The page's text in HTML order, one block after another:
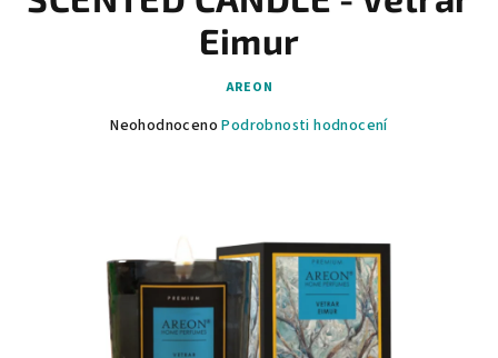
Eimur
AREON
Průměrné
5
hvězdiček.
Neohodnoceno Podrobnosti hodnocení